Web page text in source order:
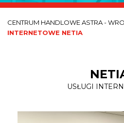
CENTRUM HANDLOWE ASTRA -
INTERNETOWE NETIA
USŁUGI